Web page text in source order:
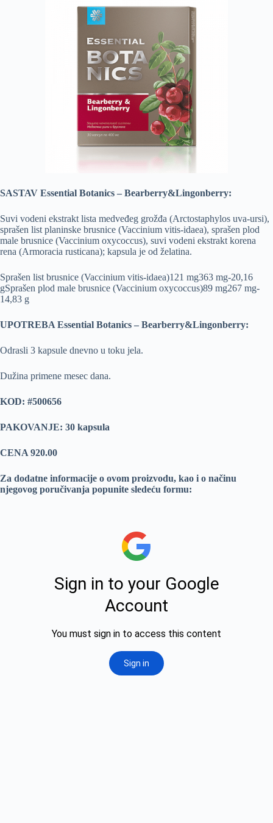
SASTAV Essential Botanics – Bearberry&Lingonberry:
Suvi vodeni ekstrakt lista medveđeg grožđa (Arctostaphylos uva-ursi),
sprašen list planinske brusnice (Vaccinium vitis-idaea), sprašen plod
male brusnice (Vaccinium oxycoccus), suvi vodeni ekstrakt korena
rena (Armoracia rusticana); kapsula je od želatina.
Sprašen list brusnice (Vaccinium vitis-idaea)121 mg363 mg-20,16
gSprašen plod male brusnice (Vaccinium oxycoccus)89 mg267 mg-
14,83 g
UPOTREBA Essential Botanics – Bearberry&Lingonberry:
Odrasli 3 kapsule dnevno u toku jela.
Dužina primene mesec dana.
KOD: #500656
PAKOVANJE: 30 kapsula
CENA 920.00
Za dodatne informacije o ovom proizvodu, kao i o načinu
njegovog poručivanja popunite sledeću formu: